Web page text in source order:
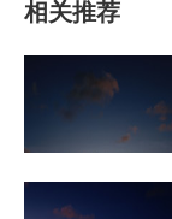
相关推荐